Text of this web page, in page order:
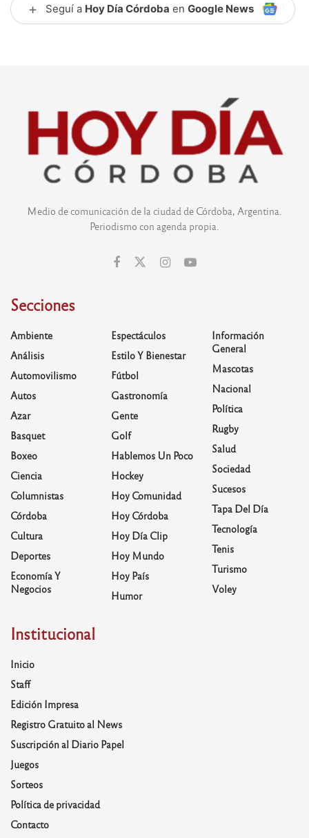
+ Seguí a Hoy Día Córdoba en Google News
Medio de comunicación de la ciudad de Córdoba, Argentina.
Periodismo con agenda propia.
Secciones
Ambiente
Análisis
Automovilismo
Autos
Azar
Basquet
Boxeo
Ciencia
Columnistas
Córdoba
Cultura
Deportes
Economía Y
Negocios
Espectáculos
Estilo Y Bienestar
Fútbol
Gastronomía
Gente
Golf
Hablemos Un Poco
Hockey
Hoy Comunidad
Hoy Córdoba
Hoy Día Clip
Hoy Mundo
Hoy País
Humor
Información
General
Mascotas
Nacional
Política
Rugby
Salud
Sociedad
Sucesos
Tapa Del Día
Tecnología
Tenis
Turismo
Voley
Institucional
Inicio
Staff
Edición Impresa
Registro Gratuito al News
Suscripción al Diario Papel
Juegos
Sorteos
Política de privacidad
Contacto